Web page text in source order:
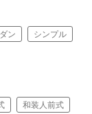
ン シンプル
和装人前式